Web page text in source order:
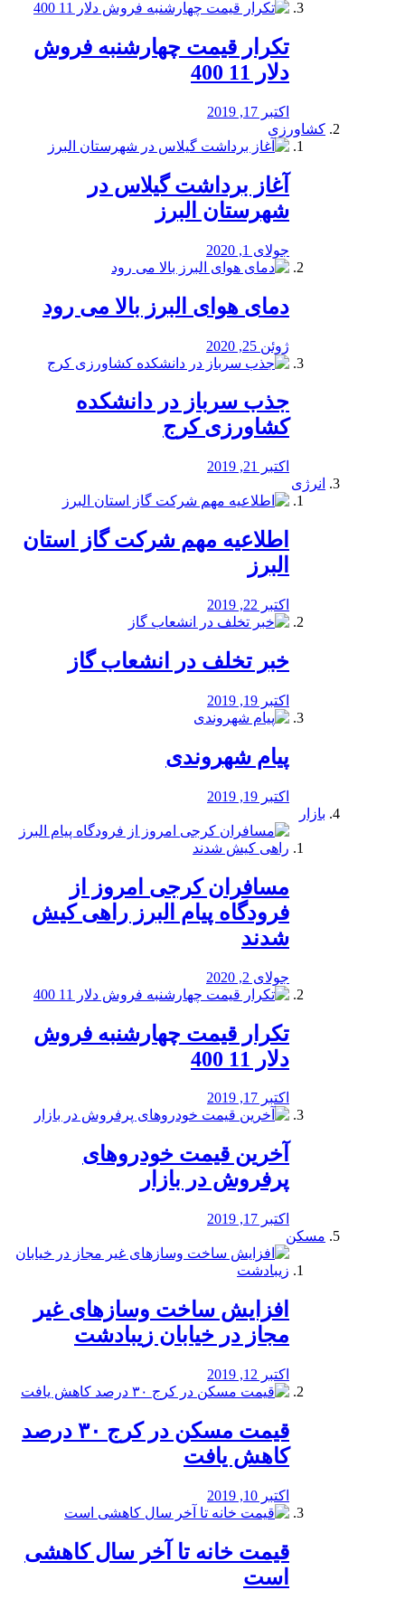
تکرار قیمت چهارشنبه فروش
دلار 11 400
اکتبر 17, 2019
کشاورزی
آغاز برداشت گیلاس در
شهرستان البرز
جولای 1, 2020
دمای هوای البرز بالا می رود
ژوئن 25, 2020
جذب سرباز در دانشکده
کشاورزی کرج
اکتبر 21, 2019
انرژی
️اطلاعیه مهم شرکت گاز استان
البرز
اکتبر 22, 2019
خبر تخلف در انشعاب گاز
اکتبر 19, 2019
پیام شهروندی
اکتبر 19, 2019
بازار
مسافران کرجی امروز از
فرودگاه پیام البرز راهی کیش
شدند
جولای 2, 2020
تکرار قیمت چهارشنبه فروش
دلار 11 400
اکتبر 17, 2019
آخرین قیمت خودرو‌های
پرفروش در بازار
اکتبر 17, 2019
مسکن
افزایش ساخت وسازهای غیر
مجاز در خیابان زیبادشت
اکتبر 12, 2019
️قیمت مسکن در کرج ۳۰ درصد
کاهش یافت
اکتبر 10, 2019
قیمت خانه تا آخر سال کاهشی
است